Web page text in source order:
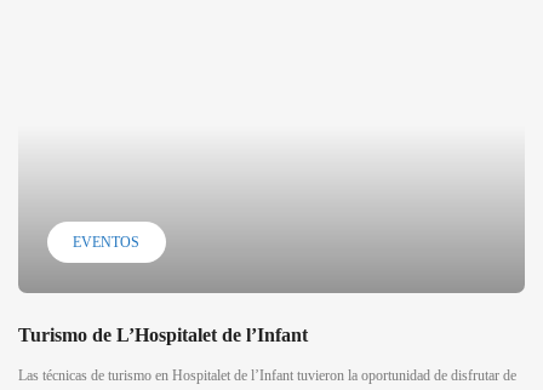
EVENTOS
Turismo de L’Hospitalet de l’Infant
Las técnicas de turismo en Hospitalet de l’Infant tuvieron la oportunidad de disfrutar de